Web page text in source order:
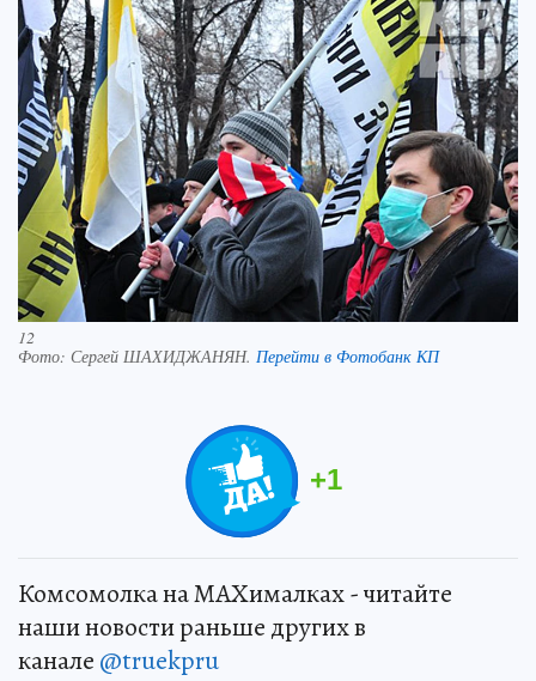
12
Фото: Сергей ШАХИДЖАНЯН. Перейти в Фотобанк КП
+1
Комсомолка на MAXималках - читайте
наши новости раньше других в
канале @truekpru